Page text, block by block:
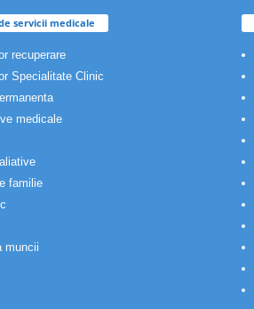
servicii medicale
recuperare
Specialitate Clinic
medicale
familie
muncii